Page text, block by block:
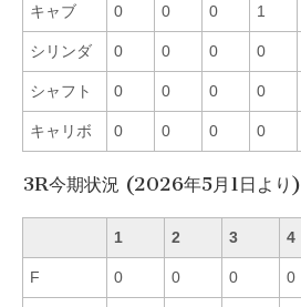
キャブ 0 0 0 1
シリンダ 0 0 0 0
シャフト 0 0 0 0
キャリボ 0 0 0 0
3R今期状況 (2026年5月1日より)
1 2 3 4
F 0 0 0 0